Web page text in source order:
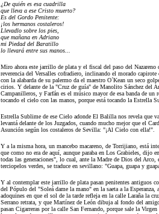
¿De quién es esa cuadrilla
que lleva a ese Cristo muerto?
Es del Gordo Penitente:
¡los hermanos costaleros!
Llevadlo sobre los pies,
que mañana en Adriano
mi Piedad del Baratillo
lo llevará entre sus manos...
Miro ahora este jarrillo de plata y el fiscal del paso del Nazareno
reverencia del Versalles cofradiero, inclinando el morado
con la alabarda de su palermo da el maestro O´Kean un seco
cirios. Y delante de la "Cruz de guía" de Manolito Sánchez del
Campanilleros, y Farfán es el músico mayor de esa banda de un
tocando el cielo con las manos, porque está tocando la Estrella
Estrella Sublime de ese Cielo adonde El Balilla nos revela que
levantá delante de los Juzgados, cuando mucho mejor que el
Asunción según los costaleros de Sevilla: "¡Al Cielo con ella!".
Y a la misma hora, un mancebo macareno, de Torrijiano, está
que como no era de aquí, aunque paraba en Los Grabieles, dijo
todas las generaciones", lo cual, ante la Madre de Dios del Arco,
terciopelos verdes, se traduce en sevillano: "Guapa, guapa y
Y al contemplar este jarrillo de plata pasan penitentes antiguos
del Pópulo del "Soleá dame la mano" en la saeta a la Esperanza,
adoquines en que el sol de la tarde refleja en la calle Laraña la
Serrano retrata, y que Martínez de León dibuja al fondo del
pasan Cigarreras por la calle San Fernando, porque sale la Virgen